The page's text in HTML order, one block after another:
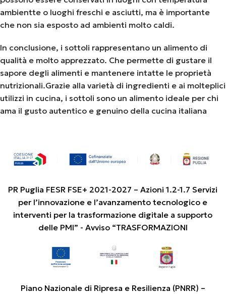
ambientte o luoghi freschi e asciutti, ma è importante
che non sia esposto ad ambienti molto caldi.
In conclusione, i sottoli rappresentano un alimento di
qualità e molto apprezzato. Che permette di gustare il
sapore degli alimenti e mantenere intatte le proprietà
nutrizionali.Grazie alla varietà di ingredienti e ai molteplici
utilizzi in cucina, i sottoli sono un alimento ideale per chi
ama il gusto autentico e genuino della cucina italiana
PR Puglia FESR FSE+ 2021-2027 – Azioni 1.2-1.7 Servizi
per l’innovazione e l’avanzamento tecnologico e
interventi per la trasformazione digitale a supporto
delle PMI” - Avviso “TRASFORMAZIONI
Piano Nazionale di Ripresa e Resilienza (PNRR) –